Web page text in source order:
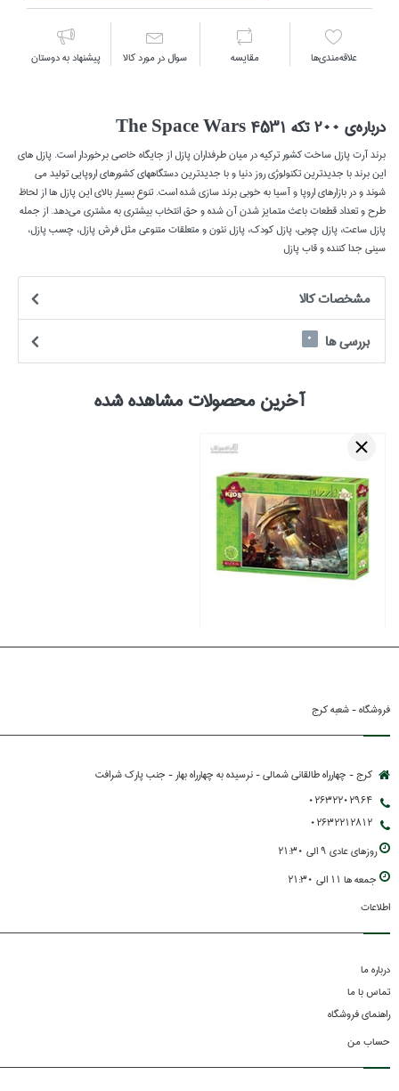
علاقه‌مندي‌ها مقايسه سوال در مورد كالا پیشنهاد به دوستان
درباره‌‌ی 200 تكه The Space Wars 4531
برند آرت پازل ساخت کشور تركيه در ميان طرفداران پازل از جايگاه خاصي برخوردار است. پازل هاي
اين برند با جديدترين تکنولوژي روز دنيا و با جديدترين دستگاههاي کشورهاي اروپايي توليد مي
شوند و در بازارهاي اروپا و آسيا به خوبي برند سازي شده است. تنوع بسيار بالاي اين پازل ها از لحاظ
طرح و تعداد قطعات باعث متمايز شدن آن شده و حق انتخاب بيشتري به مشتري مي‌دهد. از جمله
پازل ساعت، پازل چوبي، پازل کودک، پازل نئون و متعلقات متنوعي مثل فرش پازل، چسب پازل،
سيني جدا کننده و قاب پازل
مشخصات كالا
بررسی ها
0
آخرین محصولات مشاهده شده
فروشگاه - شعبه کرج
کرج - چهارراه طالقانی شمالی - نرسیده به چهارراه بهار - جنب پارك شرافت
02632202964
02632212812
روزهاي عادي 9 الي 21:30
جمعه ها 11 الي 21:30
اطلاعات
درباره ما
تماس با ما
راهنمای فروشگاه
حساب من